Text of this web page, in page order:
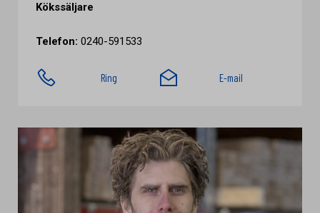
Kökssäljare
Telefon: 0240-591533
Ring E-mail